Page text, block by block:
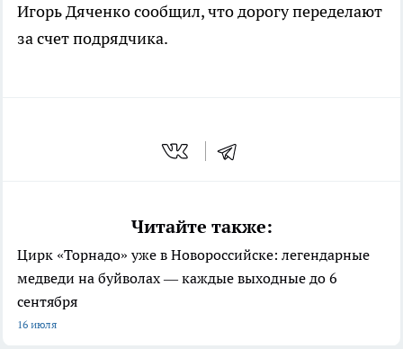
Игорь Дяченко сообщил, что дорогу переделают
за счет подрядчика.
Читайте также:
Цирк «Торнадо» уже в Новороссийске: легендарные
медведи на буйволах — каждые выходные до 6
сентября
16 июля